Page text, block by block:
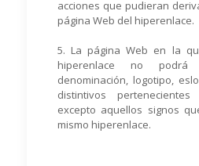
acciones que pudieran
página Web del hiperenlace.
5. La página Web en la
hiperenlace no podrá
denominación, logotipo,
distintivos
excepto aquellos signos
mismo hiperenlace.